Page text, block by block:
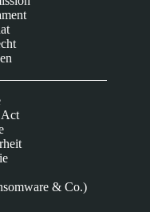
Act
& Co.)